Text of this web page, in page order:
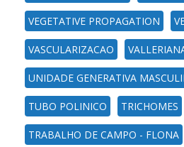
VEGETATIVE PROPAGATION
VASCULARIZACAO
UNIDADE GENERATIVA
TUBO POLINICO TRICHOMES
TRABALHO DE CAMPO - FLONA